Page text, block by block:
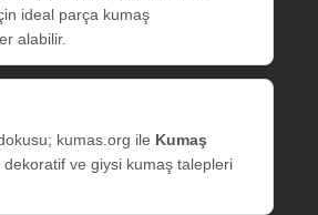
ideal parça kumaş
alabilir.
kumas.org ile Kumaş
ve giysi kumaş talepleri